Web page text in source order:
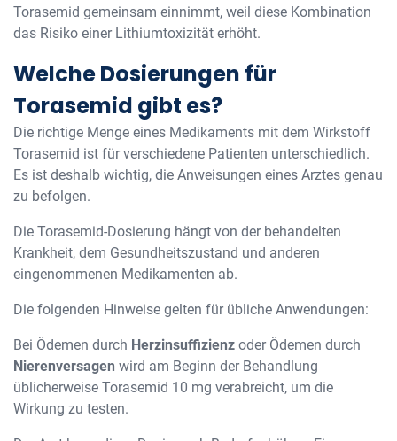
Torasemid gemeinsam einnimmt, weil diese Kombination
das Risiko einer Lithiumtoxizität erhöht.
Welche Dosierungen für
Torasemid gibt es?
Die richtige Menge eines Medikaments mit dem Wirkstoff
Torasemid ist für verschiedene Patienten unterschiedlich.
Es ist deshalb wichtig, die Anweisungen eines Arztes genau
zu befolgen.
Die Torasemid-Dosierung hängt von der behandelten
Krankheit, dem Gesundheitszustand und anderen
eingenommenen Medikamenten ab.
Die folgenden Hinweise gelten für übliche Anwendungen:
Bei Ödemen durch Herzinsuffizienz oder Ödemen durch
Nierenversagen wird am Beginn der Behandlung
üblicherweise Torasemid 10 mg verabreicht, um die
Wirkung zu testen.